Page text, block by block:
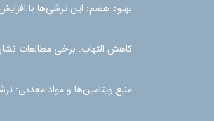
بهبود هضم: این ترشی‌ها با
کاهش التهاب: برخی مطالعات
منبع ویتامین‌ها و مواد معدنی: